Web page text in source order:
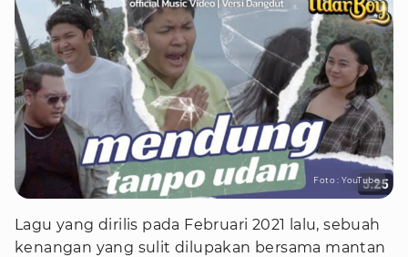
Foto : YouTube
Lagu yang dirilis pada Februari 2021 lalu, sebuah
kenangan yang sulit dilupakan bersama mantan